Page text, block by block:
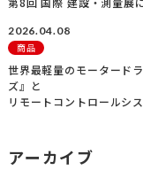
2026.04.08
商品
世界最軽量のモータード
ズ』と
リモートコントロールシ
アーカイブ